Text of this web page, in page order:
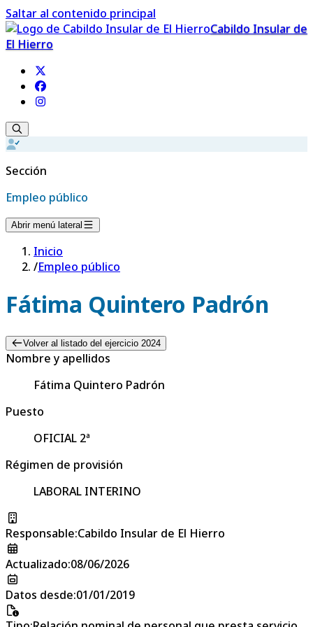
Saltar al contenido principal
Cabildo Insular de
El Hierro
Sección
Empleo público
Abrir menú lateral
Inicio
/Empleo público
Fátima Quintero Padrón
Volver al listado del ejercicio 2024
Nombre y apellidos
Fátima Quintero Padrón
Puesto
OFICIAL 2ª
Régimen de provisión
LABORAL INTERINO
Responsable:Cabildo Insular de El Hierro
Actualizado:08/06/2026
Datos desde:01/01/2019